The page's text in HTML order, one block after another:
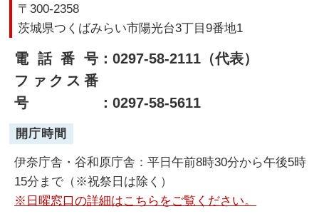
〒300-2358
茨城県つくばみらい市陽光台3丁目9番地1
電話番号：0297-58-2111（代表）
ファクス番
号
：0297-58-5611
開庁時間
伊奈庁舎・谷和原庁舎：平日午前8時30分から午後5時
15分まで（※祝祭日は除く）
※日曜窓口の詳細はこちらをご覧ください。